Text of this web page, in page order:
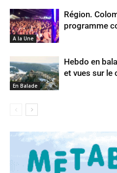
A la Une
Région.
programme
En Balade
Hebdo en
et vues sur le